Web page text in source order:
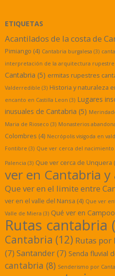
ETIQUETAS
Acantilados de la costa de
Pimiango (4) Cantabria burgalesa (3)
interpretación de la arquitectura rupestre
Cantabria (5) ermitas rupestres
Valderredible (3) Historia y naturaleza
encanto en Castilla Leon (3) Lugares
inusuales de Cantabria (5)
Maria de Rioseco (3) Monasterios
Colombres (4) Necrópolis visigoda en
Fontibre (3) Que ver cerca del nacimiento
Palencia (3) Que ver cerca de Unquera
ver en Cantabria y
Que ver en el limite entre
ver en el valle del Nansa (4) Que ver
Valle de Miera (3) Qué ver en Campoo
Rutas cantabria
Cantabria (12) Rutas por
(7) Santander(7) Senda fluvial
cantabria (8) Senderismo por